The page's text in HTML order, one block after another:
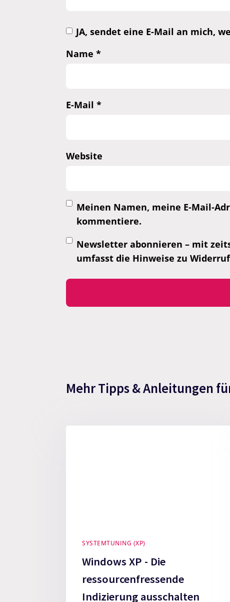
JA, sendet eine E-Mail an mich,
Name *
E-Mail *
Website
Meinen Namen, meine E-Mail-
kommentiere.
Newsletter abonnieren – mit
umfasst die Hinweise zu
Mehr Tipps & Anleitungen
SYSTEMTUNING (XP)
Windows XP - Die
ressourcenfressende
Indizierung ausschalten